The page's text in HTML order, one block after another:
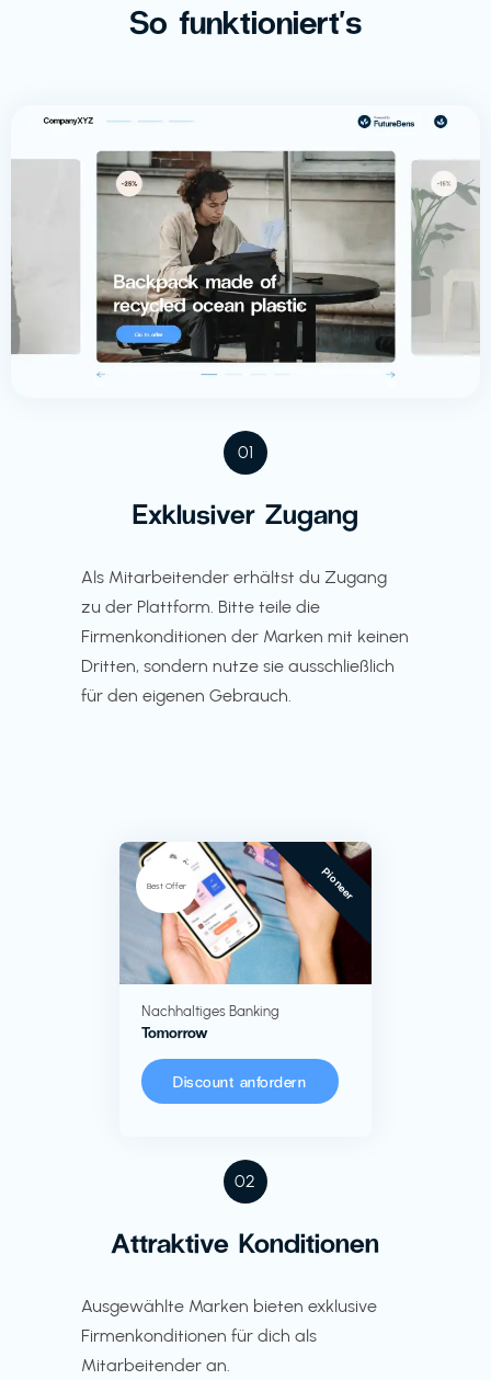
So funktioniert's
01
Exklusiver Zugang
Als Mitarbeitender erhältst du Zugang
zu der Plattform. Bitte teile die
Firmenkonditionen der Marken mit keinen
Dritten, sondern nutze sie ausschließlich
für den eigenen Gebrauch.
02
Attraktive Konditionen
Ausgewählte Marken bieten exklusive
Firmenkonditionen für dich als
Mitarbeitender an.
Best Offer Pioneer
Nachhaltiges Banking
Tomorrow
Discount anfordern